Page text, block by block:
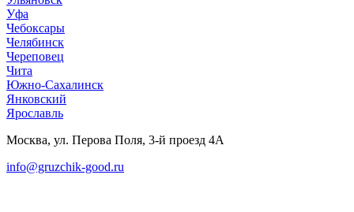
Уфа
Чебоксары
Челябинск
Череповец
Чита
Южно-Сахалинск
Янковский
Ярославль
Москва, ул. Перова Поля, 3-й проезд 4А
info@gruzchik-good.ru